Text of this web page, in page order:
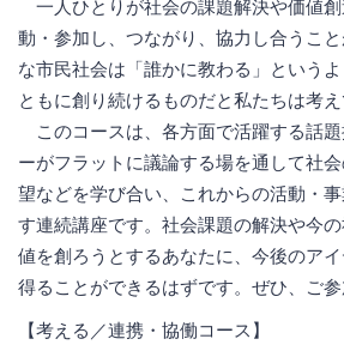
一人ひとりが社会の課題解決や価値
動・参加し、つながり、協力し合うこ
な市民社会は「誰かに教わる」というよ
ともに創り続けるものだと私たちは考え
このコースは、各方面で活躍する話
ーがフラットに議論する場を通して社
望などを学び合い、これからの活動・
す連続講座です。社会課題の解決や今
値を創ろうとするあなたに、今後のア
得ることができるはずです。ぜひ、ご参
【考える／連携・協働コース】